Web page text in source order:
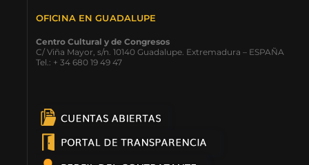
OFICINA EN GUADALUPE
Centro Cultural y de Congresos
C/ Viña Mayor, s/n. 10140 Guadalupe. Extremadura – ESPAÑA
Tel.: + 34 680 19 49 47